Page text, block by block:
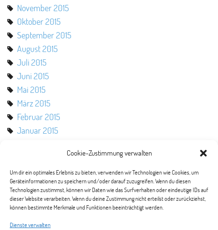
Cookie-Zustimmung verwalten
Um dir ein optimales Erlebnis zu bieten, verwenden wir Technologien wie Cookies, um
Geräteinformationen zu speichern und/oder darauf zuzugreifen. Wenn du diesen
Technologien zustimmst, können wir Daten wie das Surfverhalten oder eindeutige IDs auf
dieser Website verarbeiten. Wenn du deine Zustimmung nicht erteilst oder zurückziehst,
können bestimmte Merkmale und Funktionen beeinträchtigt werden.
Dienste verwalten
November 2015
Oktober 2015
September 2015
August 2015
Juli 2015
Juni 2015
Mai 2015
März 2015
Februar 2015
Januar 2015
Mai 2014
März 2014
Februar 2014
Januar 2014
November 2013